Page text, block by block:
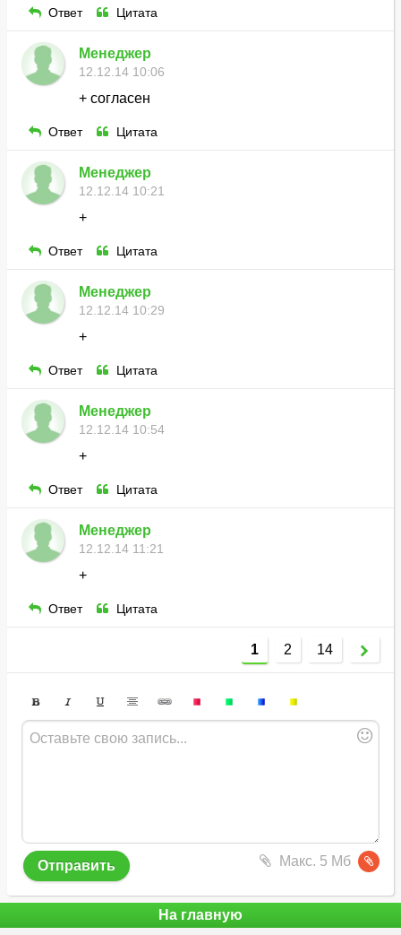
Ответ Цитата
Менеджер
12.12.14 10:06
+ согласен
Ответ Цитата
Менеджер
12.12.14 10:21
+
Ответ Цитата
Менеджер
12.12.14 10:29
+
Ответ Цитата
Менеджер
12.12.14 10:54
+
Ответ Цитата
Менеджер
12.12.14 11:21
+
Ответ Цитата
1 2 14
Макс. 5 Мб
На главную